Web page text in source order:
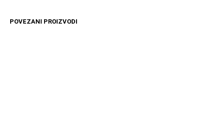
POVEZANI PROIZVODI